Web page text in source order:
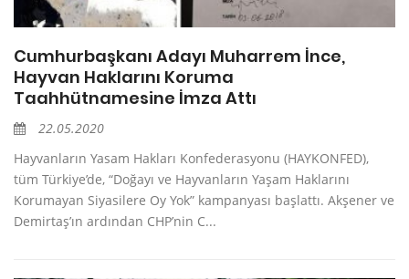
Cumhurbaşkanı Adayı Muharrem İnce,
Hayvan Haklarını Koruma
Taahhütnamesine İmza Attı
22.05.2020
Hayvanların Yasam Hakları Konfederasyonu (HAYKONFED),
tüm Türkiye’de, “Doğayı ve Hayvanların Yaşam Haklarını
Korumayan Siyasilere Oy Yok” kampanyası başlattı. Akşener ve
Demirtaş’ın ardından CHP’nin C...